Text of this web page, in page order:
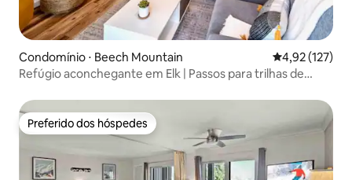
Condomínio ⋅ Beech Mountain 4,92 de uma
4,92 (127)
Refúgio aconchegante em Elk | Passos para trilhas de
Preferido dos hóspedes
Preferido dos hóspedes